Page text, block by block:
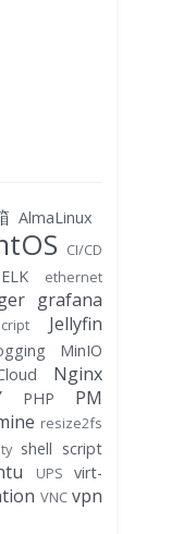
AlmaLinux
CI/CD
ELK
ethernet
grafana
Jellyfin
MinIO
Nginx
PHP PM
resize2fs
shell script
UPS
virt-
VNC vpn